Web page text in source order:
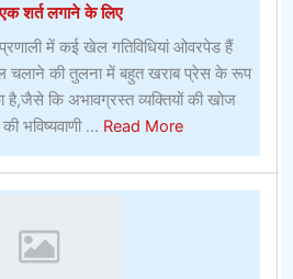
शर्त लगाने के लिए
में कई खेल गतिविधियां ओवरपेड हैं
चलाने की तुलना में बहुत खराब प्रेस के रूप
है,जैसे कि अभावग्रस्त व्यक्तियों की खोज
भविष्यवाणी ... Read Moreabout
कैसे
एक